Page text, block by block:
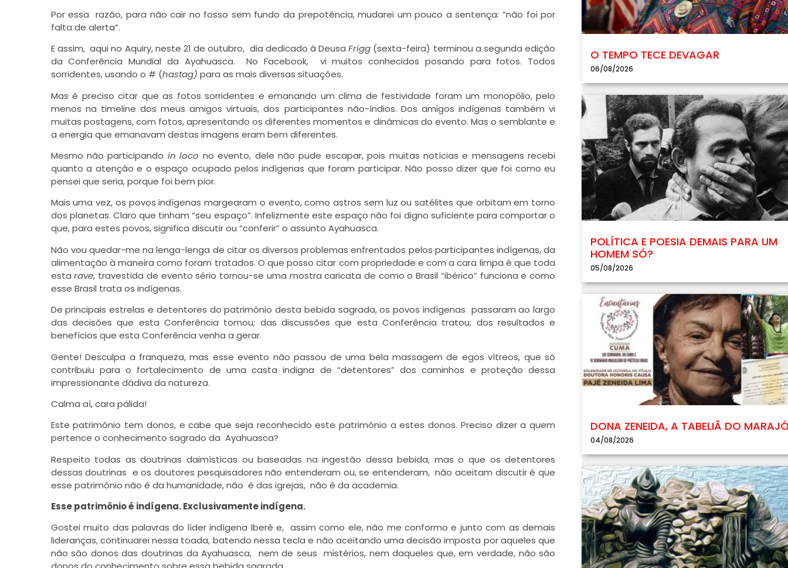
Por essa razão, para não cair no fosso sem fundo da prepotência, mudarei um pouco a sentença: “não foi por
falta de alerta”.
E assim, aqui no Aquiry, neste 21 de outubro, dia dedicado à DeusaFrigg (sexta-feira) terminou a segunda edição
da Conferência Mundial da Ayahuasca. No Facebook, vi muitos conhecidos posando para fotos. Todos
sorridentes, usando o # (hastag) para as mais diversas situações.
Mas é preciso citar que as fotos sorridentes e emanando um clima de festividade foram um monopólio, pelo
menos na timeline dos meus amigos virtuais, dos participantes não-índios. Dos amigos indígenas também vi
muitas postagens, com fotos, apresentando os diferentes momentos e dinâmicas do evento. Mas o semblante e
a energia que emanavam destas imagens eram bem diferentes.
Mesmo não participando in loco no evento, dele não pude escapar, pois muitas notícias e mensagens recebi
quanto a atenção e o espaço ocupado pelos indígenas que foram participar. Não posso dizer que foi como eu
pensei que seria, porque foi bem pior.
Mais uma vez, os povos indígenas margearam o evento, como astros sem luz ou satélites que orbitam em torno
dos planetas. Claro que tinham “seu espaço”. Infelizmente este espaço não foi digno suficiente para comportar o
que, para estes povos, significa discutir ou “conferir” o assunto Ayahuasca.
Não vou quedar-me na lenga-lenga de citar os diversos problemas enfrentados pelos participantes indígenas, da
alimentação à maneira como foram tratados. O que posso citar com propriedade e com a cara limpa é que toda
estarave, travestida de evento sério tornou-se uma mostra caricata de como o Brasil “ibérico” funciona e como
esse Brasil trata os indígenas.
De principais estrelas e detentores do patrimônio desta bebida sagrada, os povos indígenas passaram ao largo
das decisões que esta Conferência tomou; das discussões que esta Conferência tratou; dos resultados e
benefícios que esta Conferência venha a gerar.
Gente! Desculpa a franqueza, mas esse evento não passou de uma bela massagem de egos vítreos, que só
contribuiu para o fortalecimento de uma casta indigna de “detentores” dos caminhos e proteção dessa
impressionante dádiva da natureza.
Calma aí, cara pálida!
Este patrimônio tem donos, e cabe que seja reconhecido este patrimônio a estes donos. Preciso dizer a quem
pertence o conhecimento sagrado da Ayahuasca?
Respeito todas as doutrinas daimísticas ou baseadas na ingestão dessa bebida, mas o que os detentores
dessas doutrinas e os doutores pesquisadores não entenderam ou, se entenderam, não aceitam discutir é que
esse patrimônio não é da humanidade, não é das igrejas, não é da academia.
Esse patrimônio é indígena. Exclusivamente indígena.
Gostei muito das palavras do líder indígena Iberê e, assim como ele, não me conformo e junto com as demais
lideranças, continuarei nessa toada, batendo nessa tecla e não aceitando uma decisão imposta por aqueles que
não são donos das doutrinas da Ayahuasca, nem de seus mistérios, nem daqueles que, em verdade, não são
O TEMPO TECE DEVAGAR
06/08/2026
POLÍTICA E POESIA DEMAIS PARA UM
HOMEM SÓ?
05/08/2026
DONA ZENEIDA, A TABELIÃ DO
04/08/2026